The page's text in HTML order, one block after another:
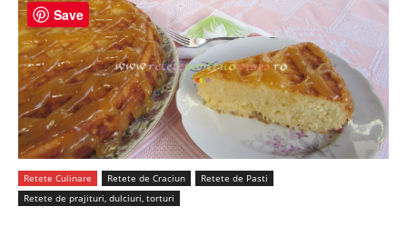
Retete Culinare Retete de Craciun
Retete de Pasti
Retete de prajituri, dulciuri, torturi
Save